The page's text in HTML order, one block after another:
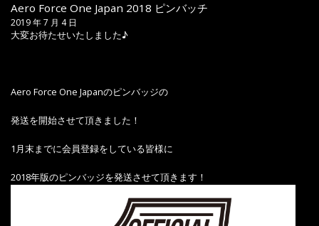
Aero Force One Japan 2018 ピンバッチ
2019 年 7 月 4 日
大変お待たせいたしました♪
Aero Force One Japanのピンバッジの
発送を開始させて頂きました！
1月末までに会員登録をしている皆様に
2018年版のピンバッジを発送させて頂きます！